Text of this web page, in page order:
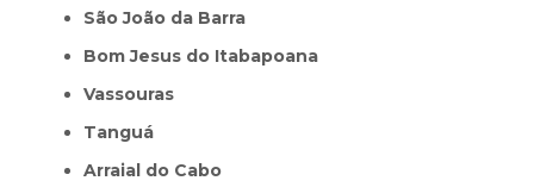
São João da Barra
Bom Jesus do Itabapoana
Vassouras
Tanguá
Arraial do Cabo